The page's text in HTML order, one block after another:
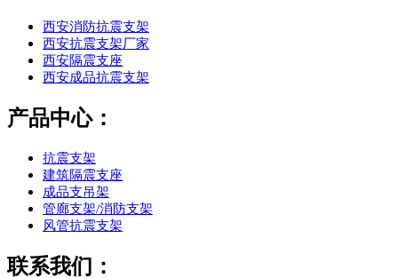
西安消防抗震支架
西安抗震支架厂家
西安隔震支座
西安成品抗震支架
产品中心：
抗震支架
建筑隔震支座
成品支吊架
管廊支架/消防支架
风管抗震支架
联系我们：